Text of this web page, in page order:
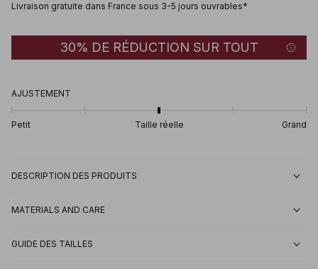
Livraison gratuite dans France sous 3-5 jours ouvrables*
30% DE RÉDUCTION SUR TOUT
AJUSTEMENT
Petit Taille réelle Grand
DESCRIPTION DES PRODUITS
MATERIALS AND CARE
GUIDE DES TAILLES